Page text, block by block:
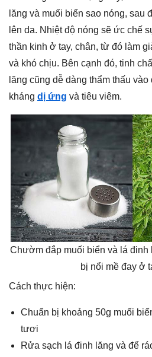
lăng và muối biển sao nóng, sau
lên da. Nhiệt độ nóng sẽ ức chế
thần kinh ở tay, chân, từ đó làm
và khó chịu. Bên cạnh đó, tinh
lăng cũng dễ dàng thẩm thấu
kháng dị ứng và tiêu viêm.
Chườm đắp muối biển và lá
bị nổi mề đay ở
Cách thực hiện:
Chuẩn bị khoảng 50g muối
tươi
Rửa sạch lá đinh lăng và để